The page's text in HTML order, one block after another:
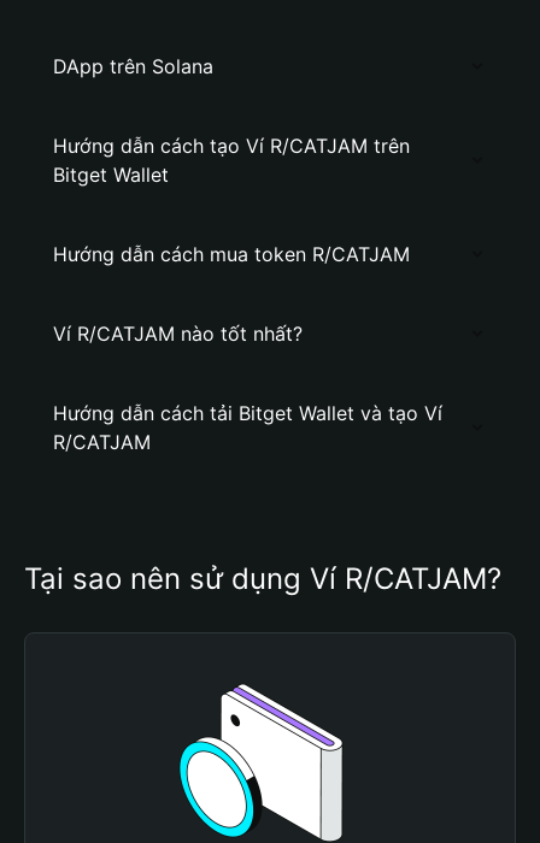
DApp trên Solana
Hướng dẫn cách tạo Ví R/CATJAM trên
Bitget Wallet
Hướng dẫn cách mua token R/CATJAM
Ví R/CATJAM nào tốt nhất?
Hướng dẫn cách tải Bitget Wallet và tạo Ví
R/CATJAM
Tại sao nên sử dụng Ví R/CATJAM?